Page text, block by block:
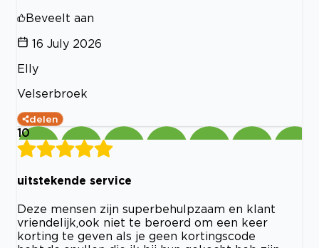
Beveelt aan
16 July 2026
Elly
Velserbroek
delen
10
uitstekende service
Deze mensen zijn superbehulpzaam en klant
vriendelijk,ook niet te beroerd om een keer
korting te geven als je geen kortingscode